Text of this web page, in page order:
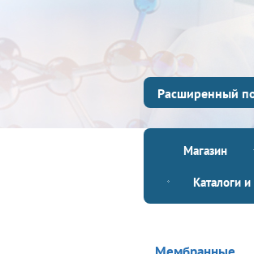
Расширенный
Магазин
Каталоги